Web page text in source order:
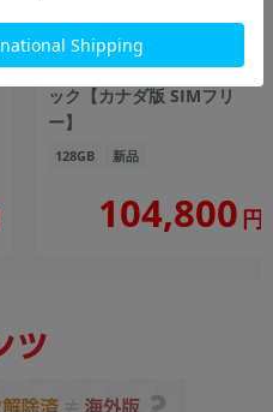
iPhone15 Plus A3093
(MU083VC/A) 128GB ブラ
ック【カナダ版 SIMフリ
ー】
128GB 新品
104,800 円